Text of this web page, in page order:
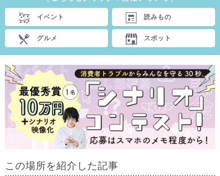
イベント 読みもの
グルメ スポット
この場所を紹介した記事